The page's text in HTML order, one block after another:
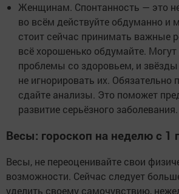
Женщинам. Спонтанность — это
во всём действуйте обдуманно и
стоит сейчас принимать важные
всё хорошенько обдумайте.
проблемы со здоровьем, и
не игнорировать их. Обязательно
сдайте анализы. Это поможет
развитие серьёзного заболевания.
Весы: гороскоп на неделю с 1
Весы, не переоценивайте свои
возможности. Сейчас следует
уделить своему самочувствию,